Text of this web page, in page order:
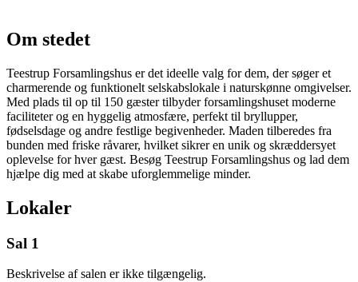
Om stedet
Teestrup Forsamlingshus er det ideelle valg for dem, der søger et
charmerende og funktionelt selskabslokale i naturskønne omgivelser.
Med plads til op til 150 gæster tilbyder forsamlingshuset moderne
faciliteter og en hyggelig atmosfære, perfekt til bryllupper,
fødselsdage og andre festlige begivenheder. Maden tilberedes fra
bunden med friske råvarer, hvilket sikrer en unik og skræddersyet
oplevelse for hver gæst. Besøg Teestrup Forsamlingshus og lad dem
hjælpe dig med at skabe uforglemmelige minder.
Lokaler
Sal 1
Beskrivelse af salen er ikke tilgængelig.